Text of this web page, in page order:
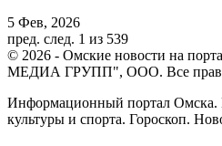
5 Фев, 2026
пред. след. 1 из 539
© 2026 - Омские новости на
МЕДИА ГРУПП", ООО. Все
Информационный портал Омска.
культуры и спорта. Гороскоп.